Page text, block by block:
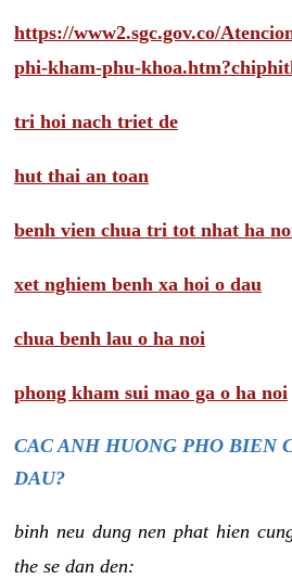
https://www2.sgc.gov.co/
phi-kham-phu-
tri hoi nach triet de
hut thai an toan
benh vien chua tri tot nhat ha
xet nghiem benh xa hoi o dau
chua benh lau o ha noi
phong kham sui mao ga o ha noi
CAC ANH HUONG PHO BIEN
DAU?
binh neu dung nen phat hien
the se dan den: